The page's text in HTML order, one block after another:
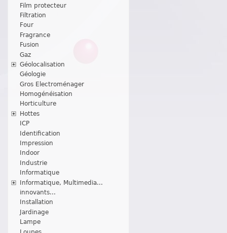
Film protecteur
Filtration
Four
Fragrance
Fusion
Gaz
Géolocalisation
Géologie
Gros Electroménager
Homogénéisation
Horticulture
Hottes
ICP
Identification
Impression
Indoor
Industrie
Informatique
Informatique, Multimedia...
innovants...
Installation
Jardinage
Lampe